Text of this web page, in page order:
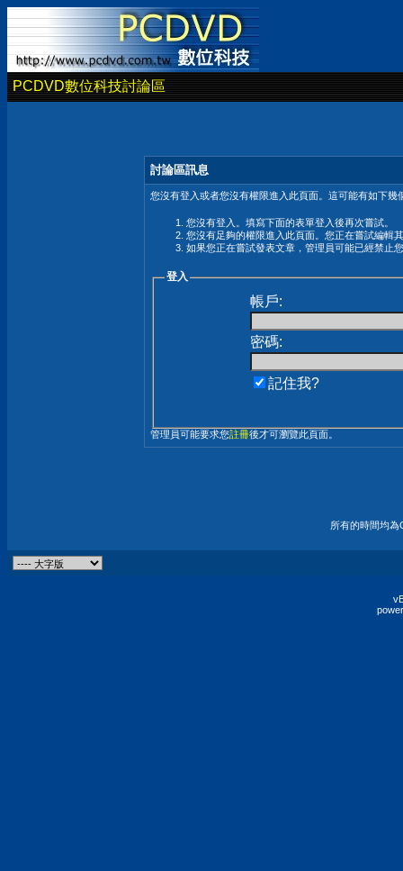
PCDVD數位科技討論區
討論區訊息
您沒有登入或者您沒有權限進入此頁面。這可能有如下幾
您沒有登入。填寫下面的表單登入後再次嘗試。
您沒有足夠的權限進入此頁面。您正在嘗試編輯
如果您正在嘗試發表文章，管理員可能已經禁止
登入
帳戶:
密碼:
記住我?
管理員可能要求您註冊後才可瀏覽此頁面。
所有的時間均為